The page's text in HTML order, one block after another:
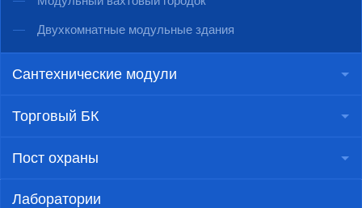
Двухкомнатные модульные здания
Сантехнические модули
Торговый БК
Пост охраны
Лаборатории